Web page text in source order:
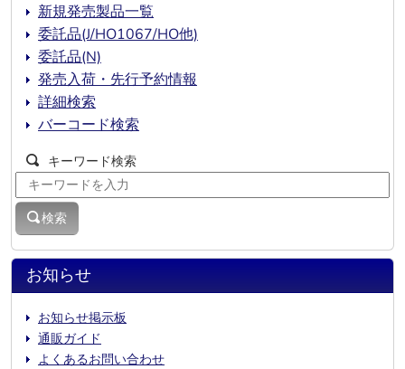
お知らせ
お知らせ掲示板
通販ガイド
よくあるお問い合わせ
新規発売製品一覧
委託品(J/HO1067/HO他)
委託品(N)
発売入荷・先行予約情報
詳細検索
バーコード検索
キーワード検索
検索